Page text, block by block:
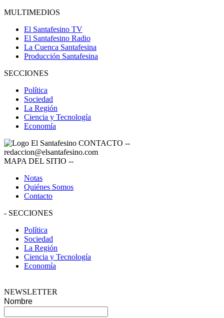
MULTIMEDIOS
El Santafesino TV
El Santafesino Radio
La Cuenca Santafesina
Producción Santafesina
SECCIONES
Política
Sociedad
La Región
Ciencia y Tecnología
Economía
CONTACTO --
redaccion@elsantafesino.com
MAPA DEL SITIO --
Notas
Quiénes Somos
Contacto
- SECCIONES
Política
Sociedad
La Región
Ciencia y Tecnología
Economía
NEWSLETTER
Nombre